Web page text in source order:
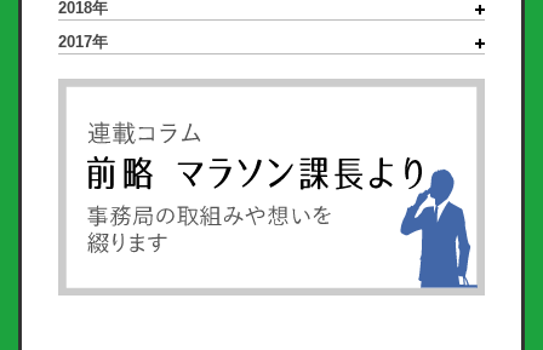
2018年
2017年